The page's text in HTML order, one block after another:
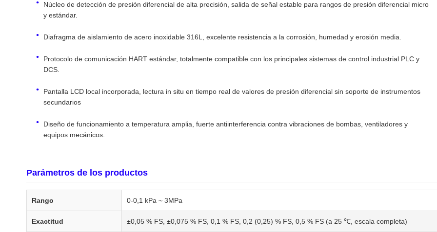
Núcleo de detección de presión diferencial de alta precisión, salida de señal estable para rangos de presión diferencial micro
y estándar.
Diafragma de aislamiento de acero inoxidable 316L, excelente resistencia a la corrosión, humedad y erosión media.
Protocolo de comunicación HART estándar, totalmente compatible con los principales sistemas de control industrial PLC y
DCS.
Pantalla LCD local incorporada, lectura in situ en tiempo real de valores de presión diferencial sin soporte de instrumentos
secundarios
Diseño de funcionamiento a temperatura amplia, fuerte antiinterferencia contra vibraciones de bombas, ventiladores y
equipos mecánicos.
Parámetros de los productos
Rango 0-0,1 kPa ~ 3MPa
Exactitud ±0,05 % FS, ±0,075 % FS, 0,1 % FS, 0,2 (0,25) % FS, 0,5 % FS (a 25 ℃, escala completa)